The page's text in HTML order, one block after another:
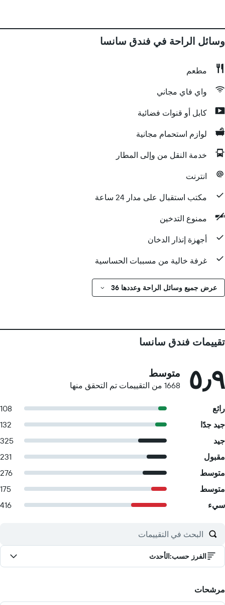
وسائل الراحة في فندق سانسا
مطعم
واي فاي مجاني
كابل أو قنوات فضائية
لوازم استحمام مجانية
خدمة النقل من وإلى المطار
انترنت
مكتب استقبال على مدار 24 ساعة
ممنوع التدخين
أجهزة إنذار الدخان
غرفة خالية من مسببات الحساسية
عرض جميع وسائل الراحة وعددها 36
تقييمات فندق سانسا
٥٫٩ متوسط
1668 من التقييمات تم التحقق منها
رائع
108
جيد جدًا
132
جيد
325
مقبول
231
متوسط
276
متوسط
175
سيء
416
الفرز حسب:الأحدث
مرشحات